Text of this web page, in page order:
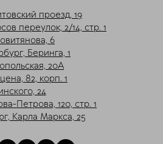
проезд, 19
переулок, 2/14, стр. 1
6
Беринга, 1
20А
82, корп. 1
24
Петрова, 120, стр. 1
Карла Маркса, 25